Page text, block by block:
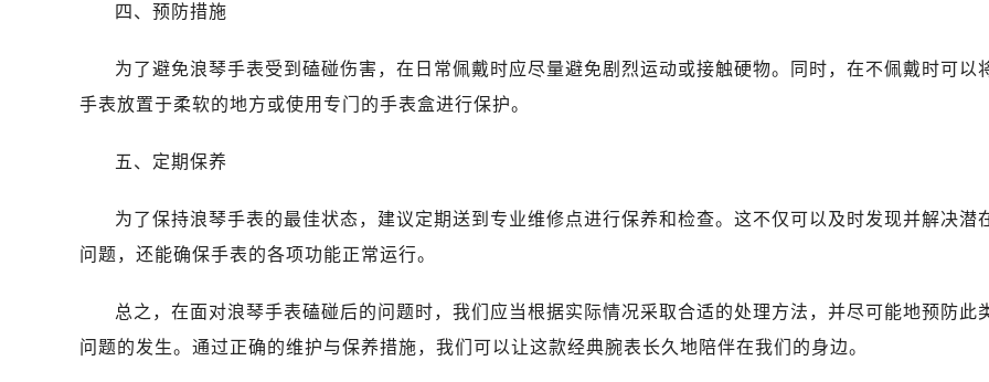
四、预防措施
为了避免浪琴手表受到磕碰伤害，在日常佩戴时应尽量避免剧烈运动或接触硬物。同时，在不佩戴时可以
手表放置于柔软的地方或使用专门的手表盒进行保护。
五、定期保养
为了保持浪琴手表的最佳状态，建议定期送到专业维修点进行保养和检查。这不仅可以及时发现并解决潜
问题，还能确保手表的各项功能正常运行。
总之，在面对浪琴手表磕碰后的问题时，我们应当根据实际情况采取合适的处理方法，并尽可能地预防此
问题的发生。通过正确的维护与保养措施，我们可以让这款经典腕表长久地陪伴在我们的身边。